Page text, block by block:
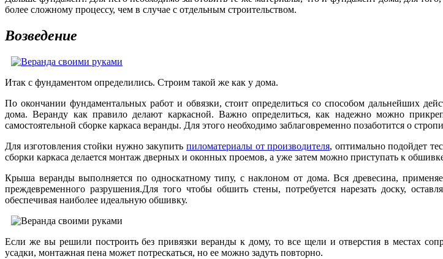
более сложному процессу, чем в случае с отдельным строительством.
Возведение
Итак с фундаментом определились. Строим такой же как у дома.
По окончании фундаментальных работ и обвязки, стоит определиться со способом дальнейших
дома. Веранду как правило делают каркасной. Важно определиться, как надежно можно
самостоятельной сборке каркаса веранды. Для этого необходимо заблаговременно позаботится о
Для изготовления стойки нужно закупить пиломатериалы от производителя, оптимально подойдет
сборки каркаса делается монтаж дверных и оконных проемов, а уже затем можно приступать к
Крыша веранды выполняется по односкатному типу, с наклоном от дома. Вся древесина,
преждевременного разрушения.Для того чтобы обшить стены, потребуется нарезать доску,
обеспечивая наиболее идеальную обшивку.
Если же вы решили построить без привязки веранды к дому, то все щели и отверстия в местах
усадки, монтажная пена может потрескаться, но ее можно задуть повторно.